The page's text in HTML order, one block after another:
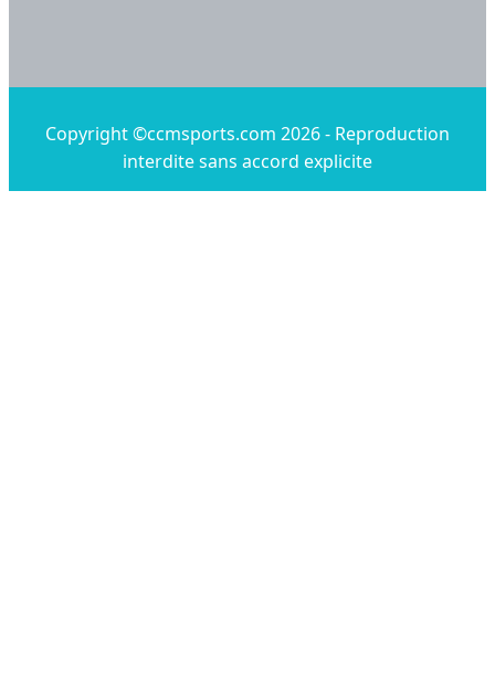
Copyright ©ccmsports.com 2026 - Reproduction
interdite sans accord explicite